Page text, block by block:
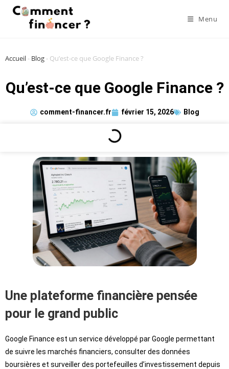
Menu
Accueil- Blog- Qu’est-ce que Google Finance ?
Qu’est-ce que Google Finance ?
comment-financer.fr février 15, 2026 Blog
Une plateforme financière pensée
pour le grand public
Google Finance est un service développé par Google permettant
de suivre les marchés financiers, consulter des données
boursières et surveiller des portefeuilles d’investissement depuis